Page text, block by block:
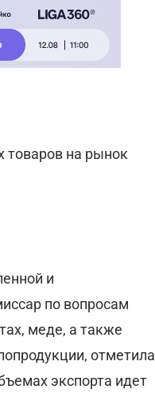
товаров на рынок
и
по вопросам
меде, а также
отметила
экспорта идет